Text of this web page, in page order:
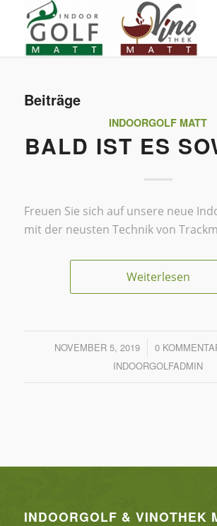
Beiträge
INDOORGOLF MATT
BALD IST ES
Freuen Sie sich auf unsere neue
mit der neusten Technik von
Weiterlesen
NOVEMBER 5, 2019
/ 0 /
INDOORGOLFADMIN
INDOORGOLF & VINOTHEK